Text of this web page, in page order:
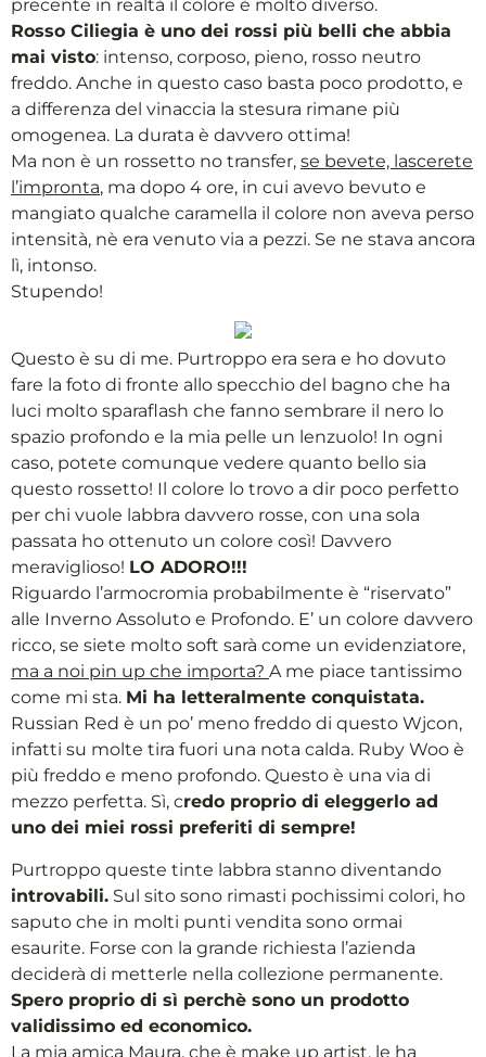
precente in realtà il colore è molto diverso.
Rosso Ciliegia è uno dei rossi più belli che abbia
mai visto: intenso, corposo, pieno, rosso neutro
freddo. Anche in questo caso basta poco prodotto, e
a differenza del vinaccia la stesura rimane più
omogenea. La durata è davvero ottima!
Ma non è un rossetto no transfer, se bevete, lascerete
l’impronta, ma dopo 4 ore, in cui avevo bevuto e
mangiato qualche caramella il colore non aveva perso
intensità, nè era venuto via a pezzi. Se ne stava ancora
lì, intonso.
Stupendo!
Questo è su di me. Purtroppo era sera e ho dovuto
fare la foto di fronte allo specchio del bagno che ha
luci molto sparaflash che fanno sembrare il nero lo
spazio profondo e la mia pelle un lenzuolo! In ogni
caso, potete comunque vedere quanto bello sia
questo rossetto! Il colore lo trovo a dir poco perfetto
per chi vuole labbra davvero rosse, con una sola
passata ho ottenuto un colore così! Davvero
meraviglioso! LO ADORO!!!
Riguardo l’armocromia probabilmente è “riservato”
alle Inverno Assoluto e Profondo. E’ un colore davvero
ricco, se siete molto soft sarà come un evidenziatore,
ma a noi pin up che importa? A me piace tantissimo
come mi sta. Mi ha letteralmente conquistata.
Russian Red è un po’ meno freddo di questo Wjcon,
infatti su molte tira fuori una nota calda. Ruby Woo è
più freddo e meno profondo. Questo è una via di
mezzo perfetta. Sì, credo proprio di eleggerlo ad
uno dei miei rossi preferiti di sempre!
Purtroppo queste tinte labbra stanno diventando
introvabili. Sul sito sono rimasti pochissimi colori, ho
saputo che in molti punti vendita sono ormai
esaurite. Forse con la grande richiesta l’azienda
deciderà di metterle nella collezione permanente.
Spero proprio di sì perchè sono un prodotto
validissimo ed economico.
La mia amica Maura, che è make up artist, le ha